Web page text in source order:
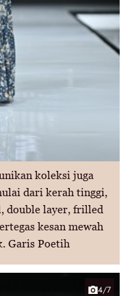
koleksi juga
dari kerah tinggi,
double layer, frilled
kesan mewah
Garis Poetih
4/7